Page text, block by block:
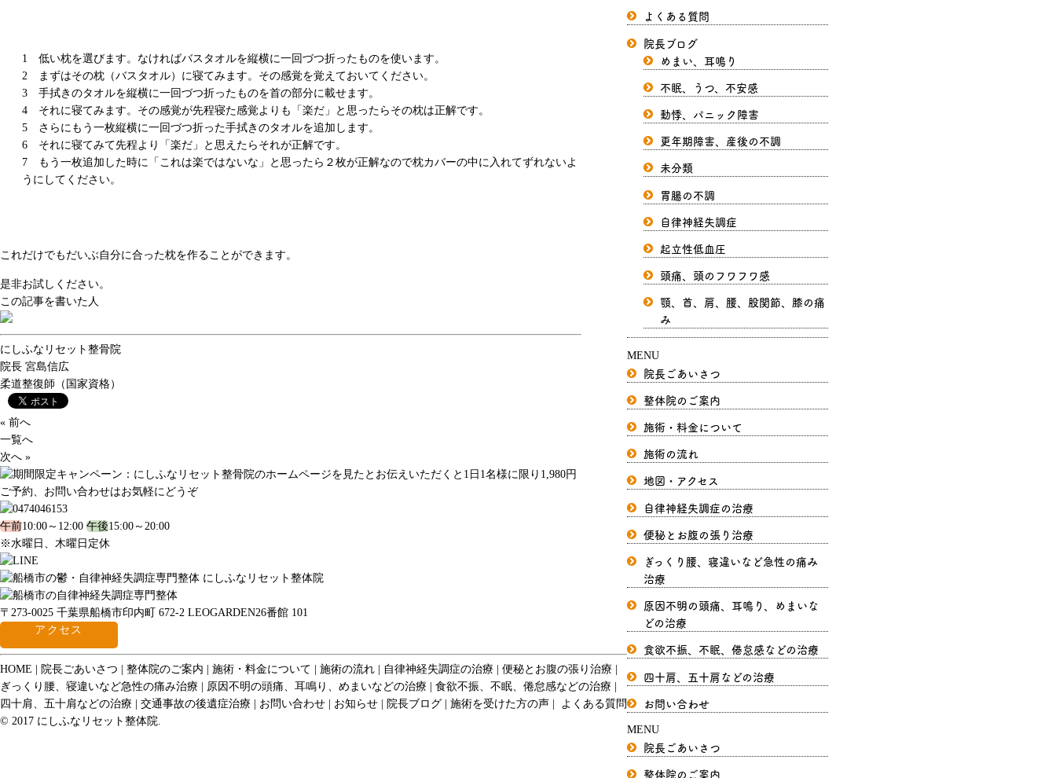
低い枕を選びます。なければバスタオルを縦横に一回づつ折ったものを使います。
まずはその枕（バスタオル）に寝てみます。その感覚を覚えておいてください。
手拭きのタオルを縦横に一回づつ折ったものを首の部分に載せます。
それに寝てみます。その感覚が先程寝た感覚よりも「楽だ」と思ったらその枕は正解です。
さらにもう一枚縦横に一回づつ折った手拭きのタオルを追加します。
それに寝てみて先程より「楽だ」と思えたらそれが正解です。
もう一枚追加した時に「これは楽ではないな」と思ったら２枚が正解なので枕カバーの中に入れてずれないよ
うにしてください。
これだけでもだいぶ自分に合った枕を作ることができます。
是非お試しください。
この記事を書いた人
にしふなリセット整骨院
院長 宮島信広
柔道整復師（国家資格）
« 前へ
一覧へ
次へ »
よくある質問
院長ブログ
めまい、耳鳴り
不眠、うつ、不安感
動悸、パニック障害
更年期障害、産後の不調
未分類
胃腸の不調
自律神経失調症
起立性低血圧
頭痛、頭のフワフワ感
顎、首、肩、腰、股関節、膝の痛
み
MENU
院長ごあいさつ
整体院のご案内
施術・料金について
施術の流れ
地図・アクセス
自律神経失調症の治療
便秘とお腹の張り治療
ぎっくり腰、寝違いなど急性の痛み
治療
原因不明の頭痛、耳鳴り、めまいな
どの治療
食欲不振、不眠、倦怠感などの治療
四十肩、五十肩などの治療
お問い合わせ
MENU
院長ごあいさつ
整体院のご案内
ご予約、お問い合わせはお気軽にどうぞ
午前10:00～12:00 午後15:00～20:00
※水曜日、木曜日定休
〒273-0025 千葉県船橋市印内町 672-2 LEOGARDEN26番館 101
アクセス
HOME 院長ごあいさつ 整体院のご案内 施術・料金について 施術の流れ 自律神経失調症の治療
便秘とお腹の張り治療
ぎっくり腰、寝違いなど急性の痛み治療
原因不明の頭痛、耳鳴り、めまいなどの治療
食欲不振、不眠、倦怠感などの治療
四十肩、五十肩などの治療
交通事故の後遺症治療 お問い合わせ お知らせ 院長ブログ 施術を受けた方の声
よくある質問
© 2017 にしふなリセット整体院.